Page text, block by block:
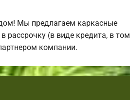
Мы предлагаем каркасные
(в виде кредита, в том
компании.